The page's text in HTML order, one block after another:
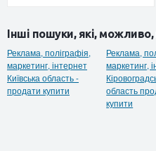
Інші пошуки, які, можливо,
Реклама, поліграфія,
маркетинг, інтернет
Київська область -
продати купити
Реклама,
маркетинг,
область
купити